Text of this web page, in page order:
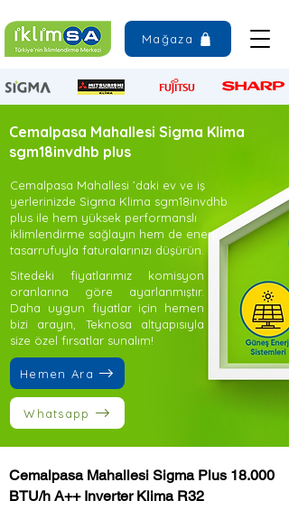
Mağaza
Cemalpasa Mahallesi Sigma Klima
sgm18invdhb plus
Cemalpasa Mahallesi ’daki ev ve iş
yerlerinizde Sigma Klima sgm18invdhb
plus ile hem yüksek performanslı
iklimlendirme sağlayın hem de enerji
tasarrufuyla faturalarınızı düşürün.
Sitedeki fiyatlarımız komisyon
oranlarına göre ayarlanmıştır.
Daha uygun fiyatlar için hemen
bizi arayın, Teknosa altyapısıyla
size özel fırsatlar sunalım!
Hemen Ara
Whatsapp
Cemalpasa Mahallesi Sigma Plus 18.000
BTU/h A++ Inverter Klima R32